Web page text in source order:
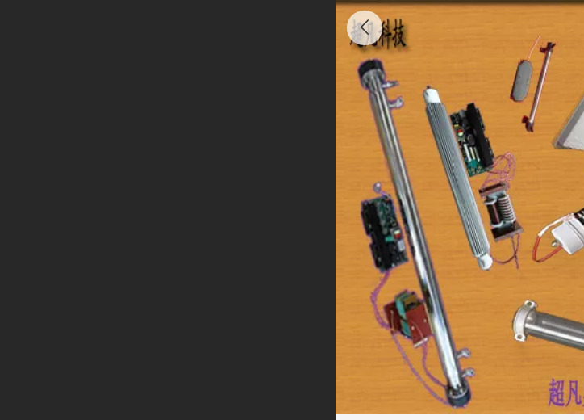
超凡臭氧配件